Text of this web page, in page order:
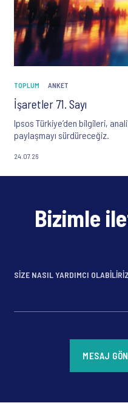
TOPLUM ANKET
İşaretler 71. Sayı
Ipsos Türkiye’den bilgileri,
paylaşmayı sürdüreceğiz.
24.07.26
Bizimle
SIZE NASIL YARDIMCI
MESAJ